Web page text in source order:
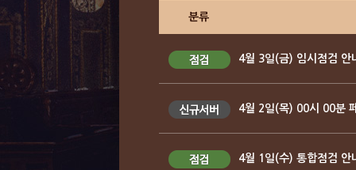
분류
4월 3일(금) 임시점검 안
4월 2일(목) 00시 00분
4월 1일(수) 통합점검 안